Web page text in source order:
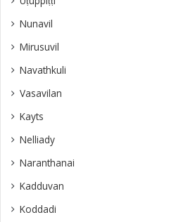
Nunavil
Mirusuvil
Navathkuli
Vasavilan
Kayts
Nelliady
Naranthanai
Kadduvan
Koddadi